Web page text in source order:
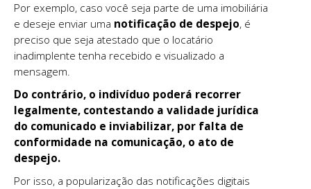
Por exemplo, caso você seja parte de uma imobiliária
e deseje enviar uma notificação de despejo, é
preciso que seja atestado que o locatário
inadimplente tenha recebido e visualizado a
mensagem.
Do contrário, o indivíduo poderá recorrer
legalmente, contestando a validade jurídica
do comunicado e inviabilizar, por falta de
conformidade na comunicação, o ato de
despejo.
Por isso, a popularização das notificações digitais